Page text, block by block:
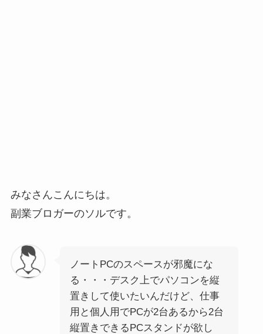
みなさんこんにちは。
副業ブロガーのソルです。
ノートPCのスペースが邪魔にな
る・・・デスク上でパソコンを縦
置きして使いたいんだけど、仕事
用と個人用でPCが2台あるから2台
縦置きできるPCスタンドが欲し